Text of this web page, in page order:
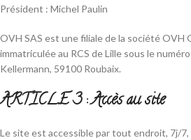
Président : Michel Paulin
OVH SAS est une filiale de la société OVH
immatriculée au RCS de Lille sous le
Kellermann, 59100 Roubaix.
ARTICLE 3 : Accès au site
Le site est accessible par tout endroit, 7j/